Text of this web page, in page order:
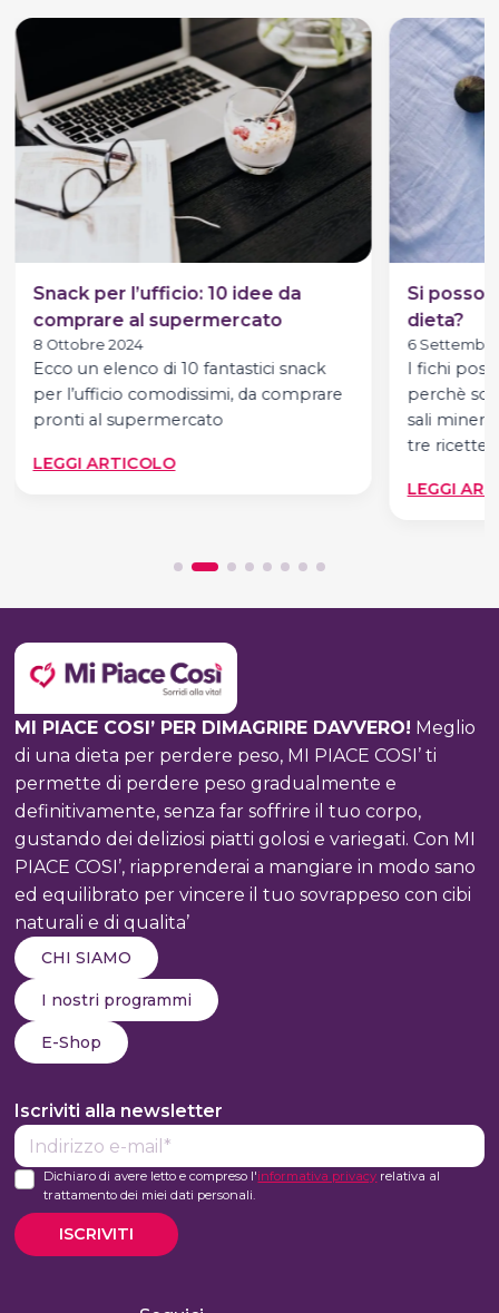
Snack per l’ufficio: 10 idee da
comprare al supermercato
8 Ottobre 2024
Ecco un elenco di 10 fantastici snack
per l’ufficio comodissimi, da comprare
pronti al supermercato
LEGGI ARTICOLO:
10
COMPRARE
AL
SUPERMERCATO
Si
dieta?
6
I fichi
perchè
sali
tre ricette
LEGGI
MI PIACE COSI’ PER DIMAGRIRE DAVVERO! Meglio
di una dieta per perdere peso, MI PIACE COSI’ ti
permette di perdere peso gradualmente e
definitivamente, senza far soffrire il tuo corpo,
gustando dei deliziosi piatti golosi e variegati. Con MI
PIACE COSI’, riapprenderai a mangiare in modo sano
ed equilibrato per vincere il tuo sovrappeso con cibi
naturali e di qualita’
CHI SIAMO
I nostri programmi
E-Shop
Iscriviti alla newsletter
E-
mail*Dichiaro di avere letto e compreso l'informativa privacy relativa al
trattamento dei miei dati personali.
ISCRIVITI